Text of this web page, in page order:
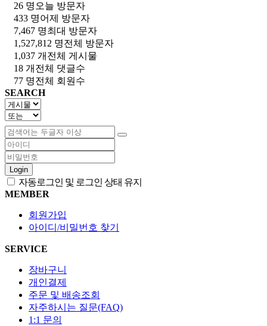
26 명오늘 방문자
433 명어제 방문자
7,467 명최대 방문자
1,527,812 명전체 방문자
1,037 개 전체 게시물
18 개 전체 댓글수
77 명전체 회원수
SEARCH
Login
자동로그인 및 로그인 상태 유지
MEMBER
회원가입
아이디/비밀번호 찾기
SERVICE
장바구니
개인결제
주문 및 배송조회
자주하시는 질문(FAQ)
1:1 문의